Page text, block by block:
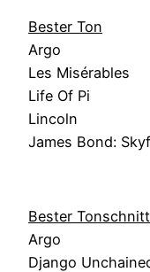
Bester Ton
Argo
Les Misérables
Life Of Pi
Lincoln
James Bond:
Bester Tonschnitt
Argo
Django